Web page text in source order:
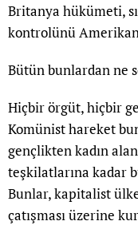
Britanya hükümeti,
kontrolünü
Bütün bunlardan ne
Hiçbir örgüt, hiçbir
Komünist hareket
gençlikten kadın
teşkilatlarına kadar
Bunlar, kapitalist
çatışması üzerine